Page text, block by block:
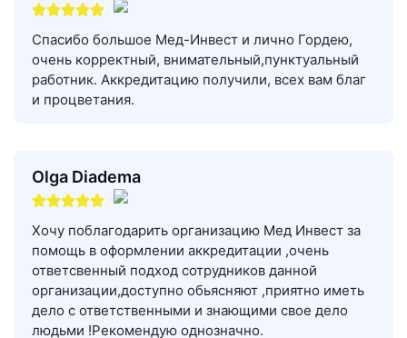
Спасибо большое Мед-Инвест и лично Гордею,
очень корректный, внимательный,пунктуальный
работник. Аккредитацию получили, всех вам благ
и процветания.
Olga Diadema
Хочу поблагодарить организацию Мед Инвест за
помощь в оформлении аккредитации ,очень
ответсвенный подход сотрудников данной
организации,доступно обьясняют ,приятно иметь
дело с ответственными и знающими свое дело
людьми !Рекомендую однозначно.